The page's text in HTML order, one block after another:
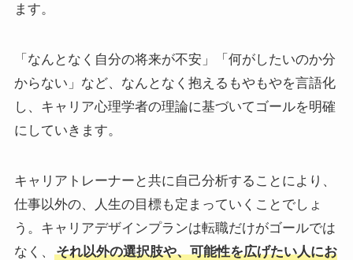
ます。
「なんとなく自分の将来が不安」「何がしたいのか分
からない」など、なんとなく抱えるもやもやを言語化
し、キャリア心理学者の理論に基づいてゴールを明確
にしていきます。
キャリアトレーナーと共に自己分析することにより、
仕事以外の、人生の目標も定まっていくことでしょ
う。キャリアデザインプランは転職だけがゴールでは
なく、
それ以外の選択肢や、可能性を広げたい人にお